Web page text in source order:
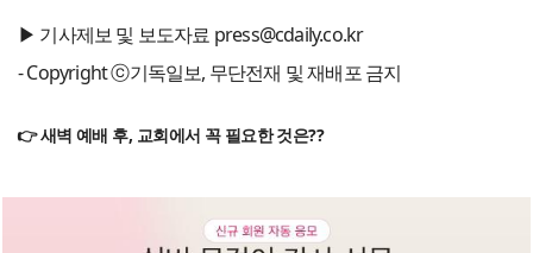
▶ 기사제보 및 보도자료 press@cdaily.co.kr
- Copyright ⓒ기독일보, 무단전재 및 재배포 금지
👉 새벽 예배 후, 교회에서 꼭 필요한 것은??